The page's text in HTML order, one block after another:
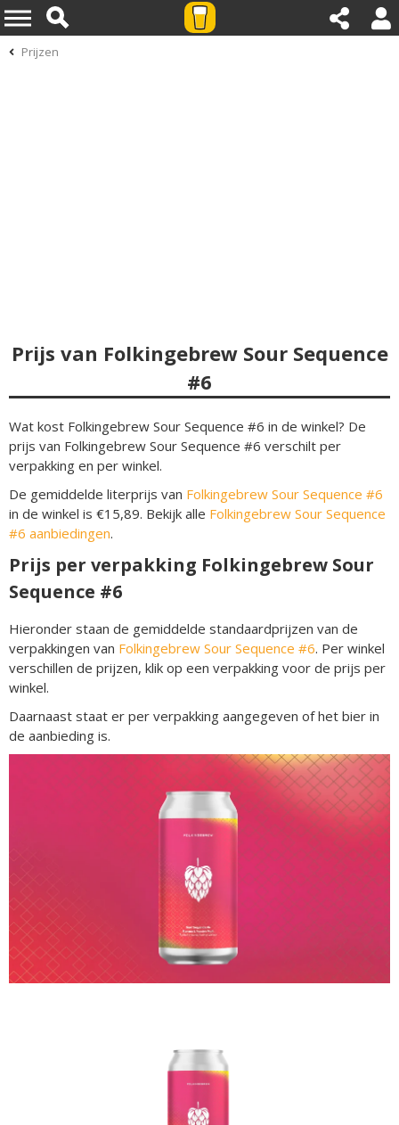
Prijzen
Prijs van Folkingebrew Sour Sequence
#6
Wat kost Folkingebrew Sour Sequence #6 in de winkel? De
prijs van Folkingebrew Sour Sequence #6 verschilt per
verpakking en per winkel.
De gemiddelde literprijs van Folkingebrew Sour Sequence #6
in de winkel is €15,89. Bekijk alle Folkingebrew Sour Sequence
#6 aanbiedingen.
Prijs per verpakking Folkingebrew Sour
Sequence #6
Hieronder staan de gemiddelde standaardprijzen van de
verpakkingen van Folkingebrew Sour Sequence #6. Per winkel
verschillen de prijzen, klik op een verpakking voor de prijs per
winkel.
Daarnaast staat er per verpakking aangegeven of het bier in
de aanbieding is.